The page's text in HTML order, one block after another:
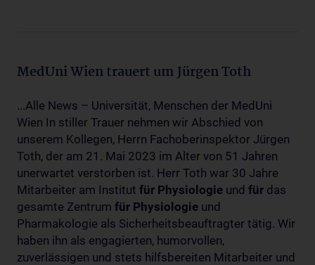
MedUni Wien trauert um Jürgen Toth
...Alle News – Universität, Menschen der MedUni
Wien In stiller Trauer nehmen wir Abschied von
unserem Kollegen, Herrn Fachoberinspektor Jürgen
Toth, der am 21. Mai 2023 im Alter von 51 Jahren
unerwartet verstorben ist. Herr Toth war 30 Jahre
Mitarbeiter am Institut für Physiologie und für das
gesamte Zentrum für Physiologie und
Pharmakologie als Sicherheitsbeauftragter tätig. Wir
haben ihn als engagierten, humorvollen,
zuverlässigen und stets hilfsbereiten Mitarbeiter und